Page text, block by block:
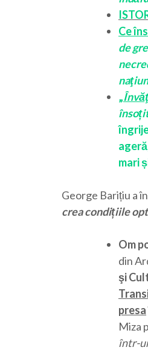
Ce
de
„
mari
George Barițiu a
crea condițiile
Om
din
şi
presa
Miza
într-